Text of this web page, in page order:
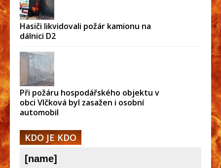
Hasiči likvidovali požár kamionu na
dálnici D2
Při požáru hospodářského objektu v
obci Vlčková byl zasažen i osobní
automobil
KDO JE KDO
[name]